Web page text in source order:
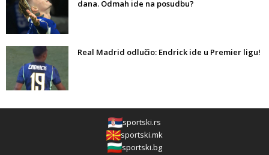
dana. Odmah ide na posudbu?
Real Madrid odlučio: Endrick ide u Premier ligu!
sportski.rs
sportski.mk
sportski.bg